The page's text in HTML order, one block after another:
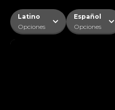
Latino
Opciones
Español
Opciones